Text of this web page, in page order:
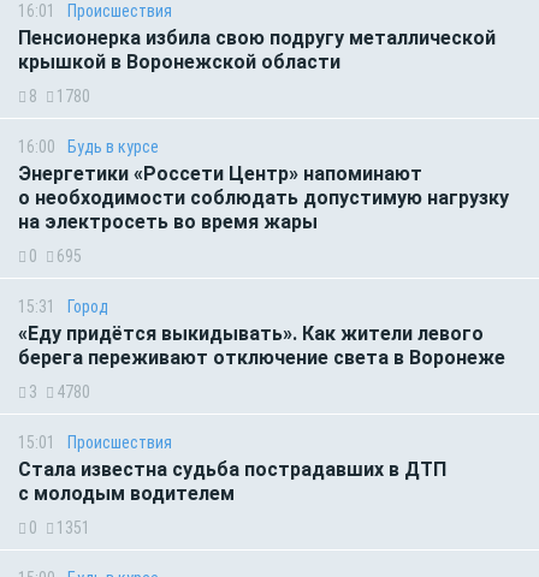
16:01 Происшествия
Пенсионерка избила свою подругу металлической
крышкой в Воронежской области
8 1780
16:00 Будь в курсе
Энергетики «Россети Центр» напоминают
о необходимости соблюдать допустимую нагрузку
на электросеть во время жары
0 695
15:31 Город
«Еду придётся выкидывать». Как жители левого
берега переживают отключение света в Воронеже
3 4780
15:01 Происшествия
Стала известна судьба пострадавших в ДТП
с молодым водителем
0 1351